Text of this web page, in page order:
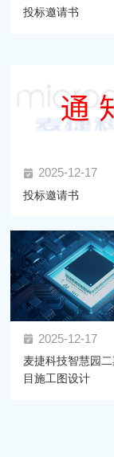
投标邀请书
2025-12-17
投标邀请书
2025-12-17
麦捷科技智慧园
目施工图设计